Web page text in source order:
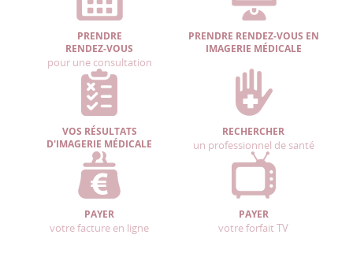
PRENDRE
RENDEZ-VOUS
pour une consultation
PRENDRE RENDEZ-VOUS EN
IMAGERIE MÉDICALE
VOS RÉSULTATS
D'IMAGERIE MÉDICALE
RECHERCHER
un professionnel de santé
PAYER
votre facture en ligne
PAYER
votre forfait TV